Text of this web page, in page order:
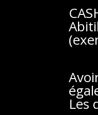
Les